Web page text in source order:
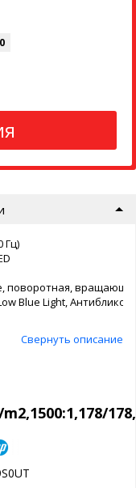
0
Гц)
поворотная,
Blue Light,
Свернуть описание